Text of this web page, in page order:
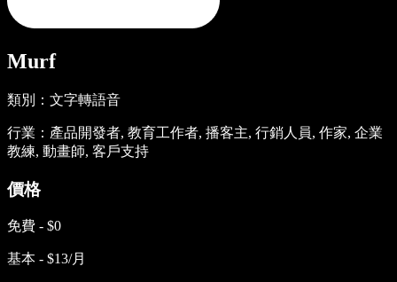
Murf
類別：文字轉語音
行業：產品開發者, 教育工作者, 播客主, 行銷人員, 作家, 企業
教練, 動畫師, 客戶支持
價格
免費 - $0
基本 - $13/月